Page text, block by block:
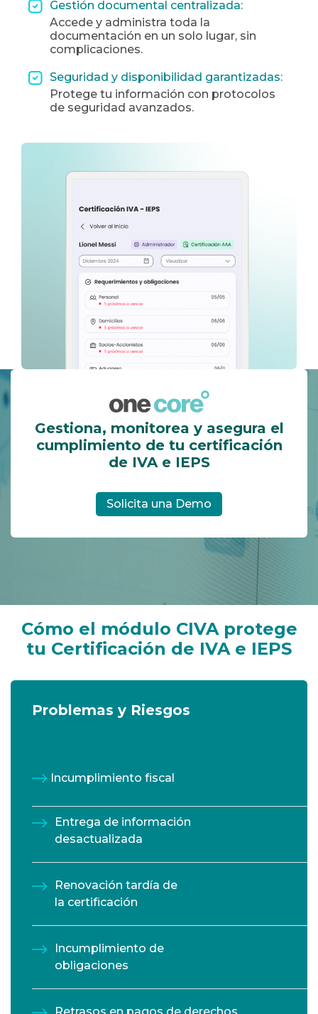
Gestión documental centralizada:
Accede y administra toda la
documentación en un solo lugar, sin
complicaciones.
Seguridad y disponibilidad garantizadas:
Protege tu información con protocolos
de seguridad avanzados.
Gestiona, monitorea y asegura el
cumplimiento de tu certificación
de IVA e IEPS
Solicita una Demo
Cómo el módulo CIVA protege
tu Certificación de IVA e IEPS
Problemas y Riesgos
Incumplimiento fiscal
Entrega de información
desactualizada
Renovación tardía de
la certificación
Incumplimiento de
obligaciones